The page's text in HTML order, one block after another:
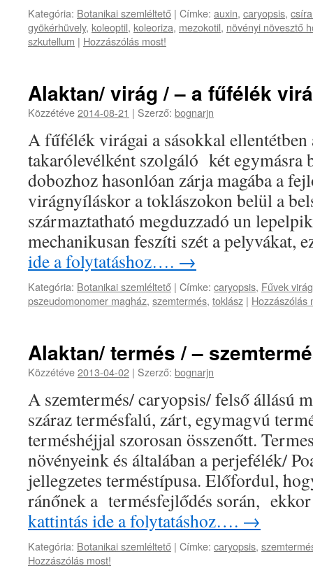
Kategória: Botanikai szemléltető | Címke: auxin, caryopsis,
gyökérhüvely, koleoptil, koleoriza, mezokotil, növényi növesztő
szkutellum | Hozzászólás most!
Alaktan/ virág / – a fűfélék
Közzétéve2014-08-21 | Szerző: bognarjn
A fűfélék virágai a sásokkal
takarólevélként szolgáló két egymásra
dobozhoz hasonlóan zárja magába a
virágnyíláskor a toklászokon belül a
származtatható megduzzadó un
mechanikusan feszíti szét a pelyvákat,
ide a folytatáshoz…. →
Kategória: Botanikai szemléltető | Címke: caryopsis, Fűvek
pszeudomonomer magház, szemtermés, toklász | Hozzászólás
Alaktan/ termés / –
Közzétéve2013-04-02 | Szerző: bognarjn
A szemtermés/ caryopsis/ felső állású
száraz termésfalú, zárt, egymagvú
terméshéjjal szorosan összenőtt.
növényeink és általában a perjefélék/
jellegzetes terméstípusa. Előfordul,
ránőnek a termésfejlődés során,
kattintás ide a folytatáshoz…. →
Kategória: Botanikai szemléltető | Címke: caryopsis,
Hozzászólás most!